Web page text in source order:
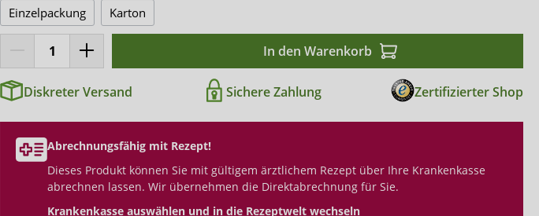
Einzelpackung
Karton
In den Warenkorb
Diskreter Versand Sichere Zahlung Zertifizierter Shop
Abrechnungsfähig mit Rezept!
Dieses Produkt können Sie mit gültigem ärztlichem Rezept über Ihre Krankenkasse
abrechnen lassen. Wir übernehmen die Direktabrechnung für Sie.
Krankenkasse auswählen und in die Rezeptwelt wechseln